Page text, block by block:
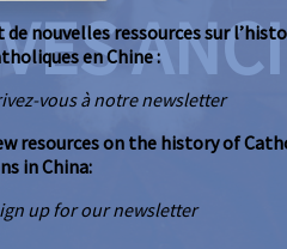
nouvelles ressources sur
en Chine :
vous à notre newsletter
resources on the history of
in China:
up for our newsletter